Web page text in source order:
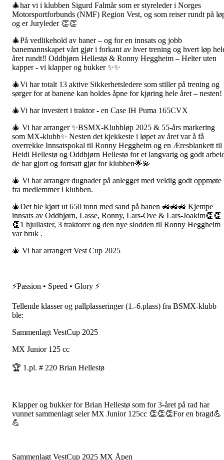
🎄har vi i klubben Sigurd Falmår som er styreleder i Norges
Motorsportforbunds (NMF) Region Vest, og som reiser rundt på
og er Juryleder 👏👏
🎄På vedlikehold av baner – og for en innsats og jobb
banemannskapet vårt gjør i forkant av hver trening og hvert løp
året rundt‼️ Oddbjørn Hellestø & Ronny Heggheim – Helter uten
kapper - vi klapper og bukker ✨✨
🎄Vi har totalt 13 aktive Sikkerhetsledere som stiller på trening og
sørger for at banene kan holdes åpne for kjøring hele året – nesten!
🎄Vi har investert i traktor - en Case IH Puma 165CVX
🎄 Vi har arranger ✨BSMX-Klubbløp 2025 & 55-års markering
som MX-klubb✨ Nesten det kjekkeste i løpet av året var å få
overrekke Innsatspokal til Ronny Heggheim og en Æresblankett til
Heidi Hellestø og Oddbjørn Hellestø for et langvarig og godt
de har gjort og fortsatt gjør for klubben🌟💫
🎄 Vi har arranger dugnader på anlegget med veldig godt oppmøte
fra medlemmer i klubben.
🎄Det ble kjørt ut 650 tonn med sand på banen 🚜🚜🚜 Kjempe
innsats av Oddbjørn, Lasse, Ronny, Lars-Ove & Lars-Joakim👏👏
👏1 hjullaster, 3 traktorer og den nye slodden til Ronny Heggheim
var bruk .
🎄 Vi har arrangert Vest Cup 2025
⚡Passion • Speed • Glory ⚡
Tellende klasser og pallplasseringer (1.-6.plass) fra BSMX-klubb
ble:
Sammenlagt VestCup 2025
MX Junior 125 cc
🏆 1.pl. # 220 Brian Hellestø
Klapper og bukker for Brian Hellestø som for 3-året på rad har
vunnet sammenlagt seier MX Junior 125cc 👏👏👏For en bragd💪
💪
Sammenlagt VestCup 2025 MX Åpen